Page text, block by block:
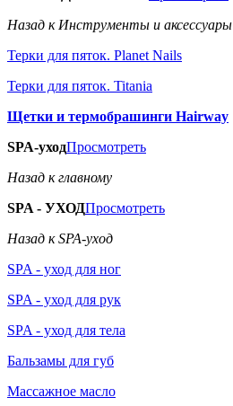
Назад к Инструменты и аксессуары
Терки для пяток. Planet Nails
Терки для пяток. Titania
Щетки и термобрашинги Hairway
SPA-уходПросмотреть
Назад к главному
SPA - УХОДПросмотреть
Назад к SPA-уход
SPA - уход для ног
SPA - уход для рук
SPA - уход для тела
Бальзамы для губ
Массажное масло